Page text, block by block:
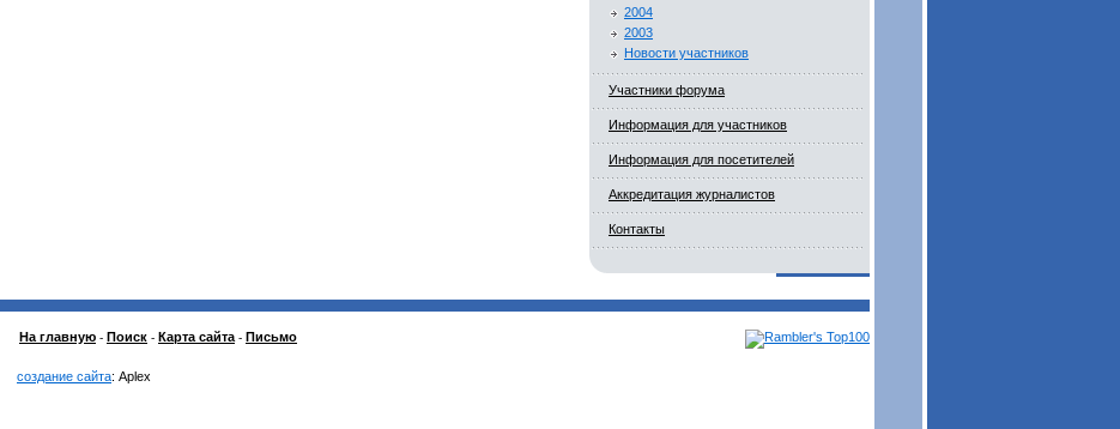
2004
2003
Новости участников
Участники форума
Информация для участников
Информация для посетителей
Аккредитация журналистов
Контакты
На главную - Поиск - Карта сайта - Письмо
создание сайта: Aplex